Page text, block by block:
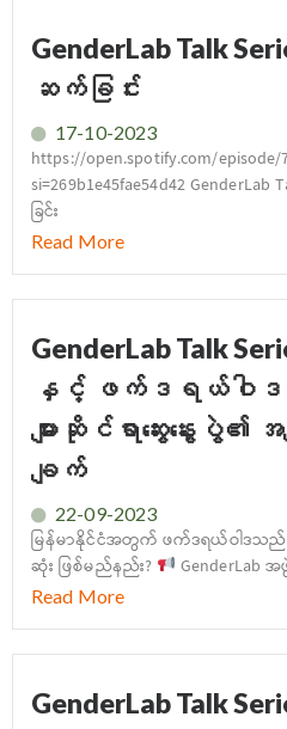
GenderLab Talk
ဆက်ခြင်း
17-10-2023
https://open.spotify.com/episode/
si=269b1e45fae54d42
ခြင်း
Read More
GenderLab Talk
နှင့် ဖက်ဒရယ်ဝါဒ
များဆိုင်ရာဆွေးနွေးပွဲ၏
ချက်
22-09-2023
မြန်မာနိုင်ငံအတွက် ဖက်ဒရယ်ဝါဒသ
ဆုံး ဖြစ်မည်နည်း?
GenderLab
Read More
GenderLab Talk